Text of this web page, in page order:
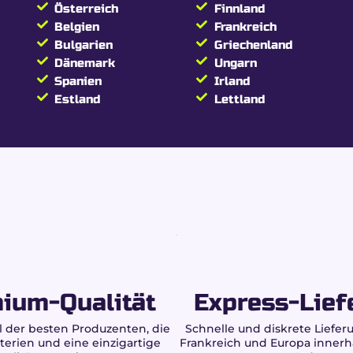
CBG & HPC Blüte ohne THC
Sativa-dominant (80% Sativa / 20% Indica)
25%
Erfahrene Konsumenten
Cannabinoiden.
& HPC-Duo.
Österreich
Belgien
Bulgarien
Dänemark
Spanien
Estland
Finnland
Frankreich
Griechenland
Ungarn
Irland
Lettland
Qualität
der besten Produzenten, die
und eine einzigartige
Express-
Schnelle und diskrete
Frankreich und Europa